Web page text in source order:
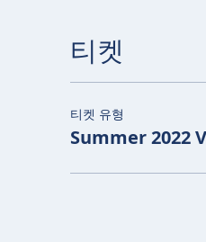
티켓
티켓 유형
Summer 2022